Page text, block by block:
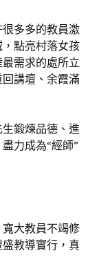
多多的教員激
點亮村落女孩
需求的處所立
講壇、余霞滿
鍛煉品德、進
力成為“經師”
大教員不竭修
教導實行，真